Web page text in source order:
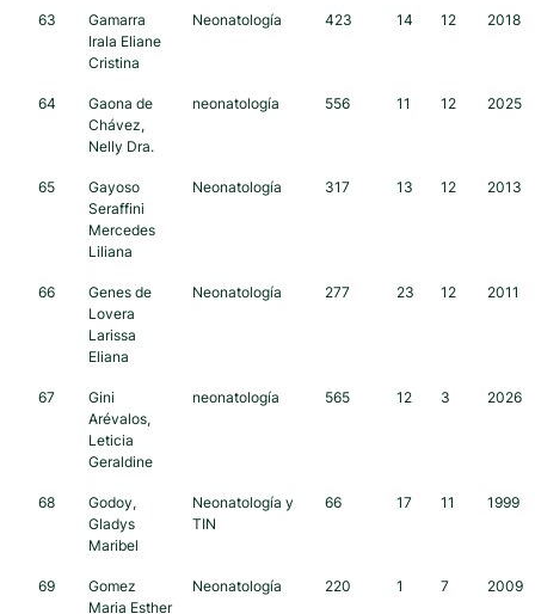
63
Gamarra
Irala Eliane
Cristina
Neonatología 423 14 12 2018
64
Gaona de
Chávez,
Nelly Dra.
neonatología 556 11 12 2025
65
Gayoso
Seraffini
Mercedes
Liliana
Neonatología 317 13 12 2013
66
Genes de
Lovera
Larissa
Eliana
Neonatología 277 23 12 2011
67
Gini
Arévalos,
Leticia
Geraldine
neonatología 565 12 3 2026
68
Godoy,
Gladys
Maribel
Neonatología y
TIN
66 17 11 1999
69
Gomez
Maria Esther
Neonatología 220 1 7 2009